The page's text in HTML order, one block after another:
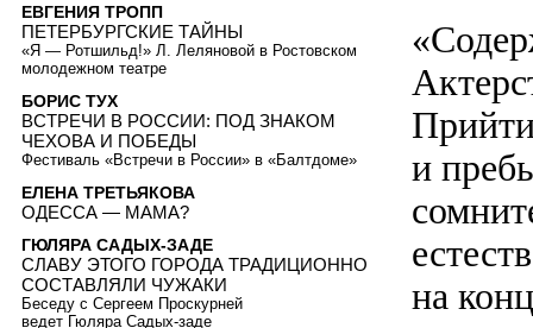
и
на
ЕВГЕНИЯ ТРОПП
ПЕТЕРБУРГСКИЕ ТАЙНЫ
«Я — Ротшильд!» Л. Леляновой в Ростовском
молодежном театре
БОРИС ТУХ
ВСТРЕЧИ В РОССИИ: ПОД ЗНАКОМ
ЧЕХОВА И ПОБЕДЫ
Фестиваль «Встречи в России» в «Балтдоме»
ЕЛЕНА ТРЕТЬЯКОВА
ОДЕССА — МАМА?
ГЮЛЯРА САДЫХ-ЗАДЕ
СЛАВУ ЭТОГО ГОРОДА ТРАДИЦИОННО
СОСТАВЛЯЛИ ЧУЖАКИ
Беседу с Сергеем Проскурней
ведет Гюляра Садых-заде